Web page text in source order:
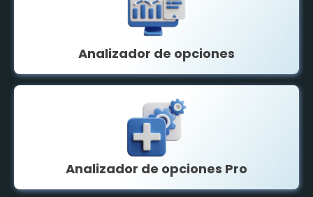
Analizador de opciones
Analizador de opciones Pro